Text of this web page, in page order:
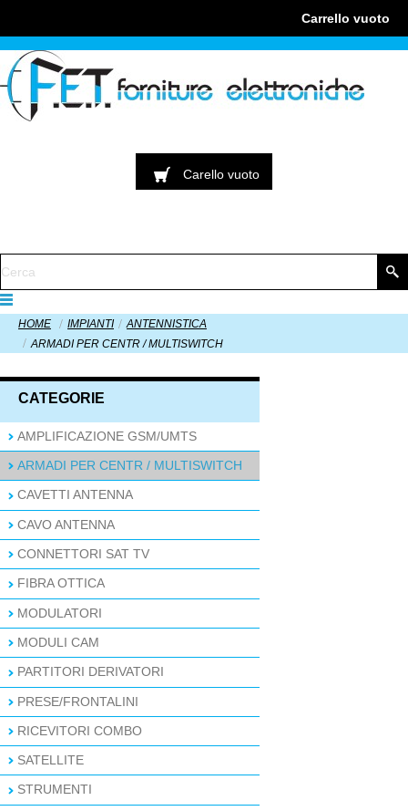
Carrello vuoto
Carello vuoto
HOME IMPIANTI
ANTENNISTICA
ARMADI PER CENTR / MULTISWITCH
CATEGORIE
AMPLIFICAZIONE GSM/UMTS
ARMADI PER CENTR / MULTISWITCH
CAVETTI ANTENNA
CAVO ANTENNA
CONNETTORI SAT TV
FIBRA OTTICA
MODULATORI
MODULI CAM
PARTITORI DERIVATORI
PRESE/FRONTALINI
RICEVITORI COMBO
SATELLITE
STRUMENTI